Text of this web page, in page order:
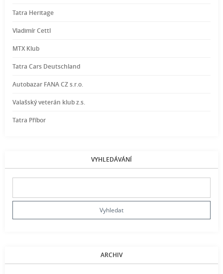
Tatra Heritage
Vladimír Cettl
MTX Klub
Tatra Cars Deutschland
Autobazar FANA CZ s.r.o.
Valašský veterán klub z.s.
Tatra Příbor
VYHLEDÁVÁNÍ
ARCHIV